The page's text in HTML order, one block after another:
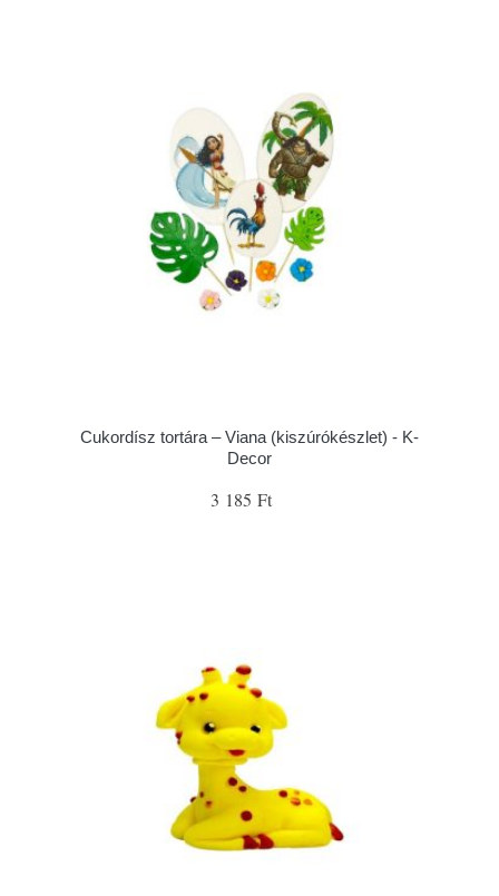
Cukordísz tortára – Viana (kiszúrókészlet) - K-
Decor
3 185 Ft